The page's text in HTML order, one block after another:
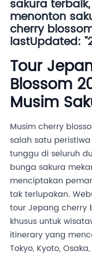
sakura
menonton
cherry
lastUpdated:
Tour
Blossom
Musim
Musim cherry
salah satu
tunggu di seluruh
bunga sakura
menciptakan
tak terlupakan.
tour Jepang cherry
khusus untuk
itinerary yang
Tokyo, Kyoto,